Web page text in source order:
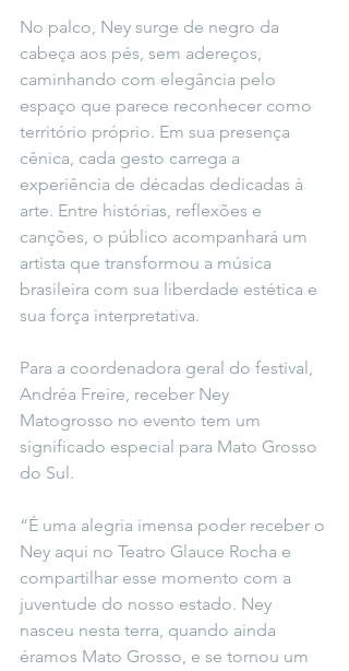
No palco, Ney surge de negro da
cabeça aos pés, sem adereços,
caminhando com elegância pelo
espaço que parece reconhecer como
território próprio. Em sua presença
cênica, cada gesto carrega a
experiência de décadas dedicadas à
arte. Entre histórias, reflexões e
canções, o público acompanhará um
artista que transformou a música
brasileira com sua liberdade estética e
sua força interpretativa.
Para a coordenadora geral do festival,
Andréa Freire, receber Ney
Matogrosso no evento tem um
significado especial para Mato Grosso
do Sul.
“É uma alegria imensa poder receber o
Ney aqui no Teatro Glauce Rocha e
compartilhar esse momento com a
juventude do nosso estado. Ney
nasceu nesta terra, quando ainda
éramos Mato Grosso, e se tornou um